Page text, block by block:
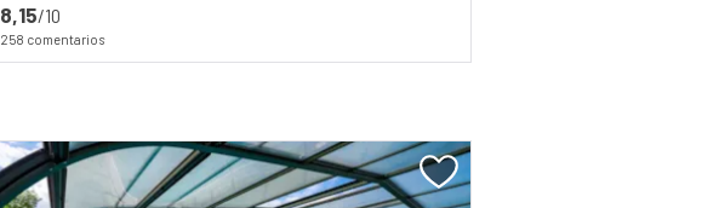
8,15/10
258 comentarios